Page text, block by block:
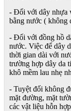
- Đối với dây nhựa
bằng nước ( không
- Đối với đồng hồ
nước. Việc để dây
thời gian dài với
trường hợp dây da
khô mềm lau nhẹ
- Tuyệt đối không
mặt đường, mặt
các vật liệu hỗn